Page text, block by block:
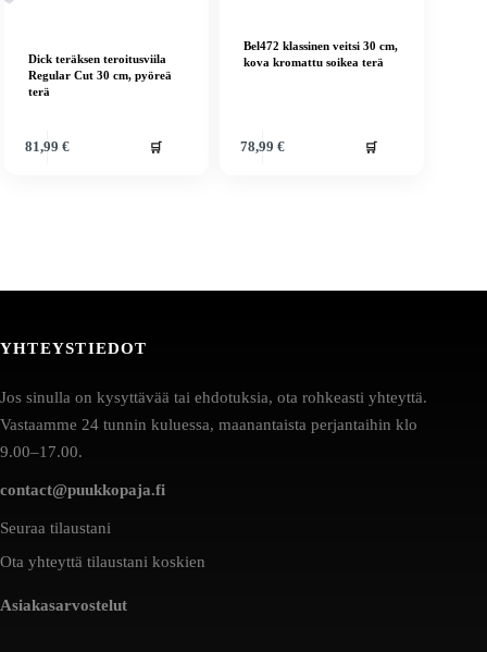
Dick teräksen teroitusviila
Regular Cut 30 cm, pyöreä
terä
81,99 € 🛒
Bel472 klassinen veitsi 30 cm,
kova kromattu soikea terä
78,99 € 🛒
YHTEYSTIEDOT
Jos sinulla on kysyttävää tai ehdotuksia, ota rohkeasti yhteyttä.
Vastaamme 24 tunnin kuluessa, maanantaista perjantaihin klo
9.00–17.00.
contact@puukkopaja.fi
Seuraa tilaustani
Ota yhteyttä tilaustani koskien
Asiakasarvostelut